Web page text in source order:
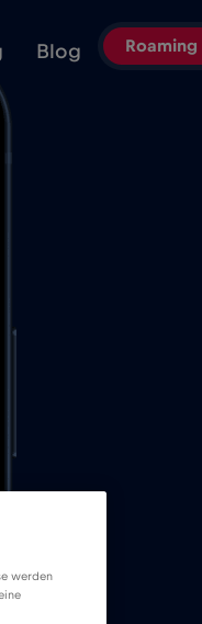
Blog Roaming
werden